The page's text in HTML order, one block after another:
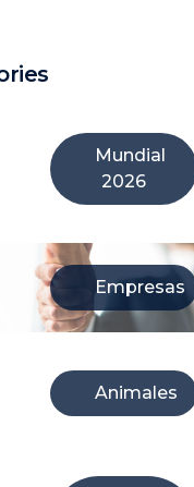
Mundial
2026
Empresas
Animales